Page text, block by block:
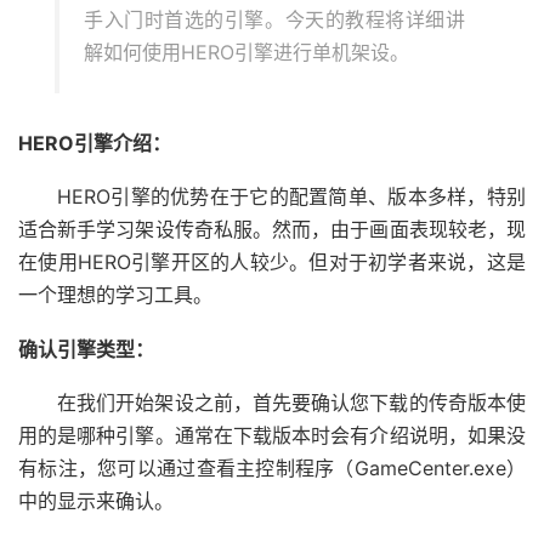
手入门时首选的引擎。今天的教程将详细讲
解如何使用HERO引擎进行单机架设。
HERO引擎介绍：
HERO引擎的优势在于它的配置简单、版本多样，特别
适合新手学习架设传奇私服。然而，由于画面表现较老，现
在使用HERO引擎开区的人较少。但对于初学者来说，这是
一个理想的学习工具。
确认引擎类型：
在我们开始架设之前，首先要确认您下载的传奇版本使
用的是哪种引擎。通常在下载版本时会有介绍说明，如果没
有标注，您可以通过查看主控制程序（GameCenter.exe）
中的显示来确认。